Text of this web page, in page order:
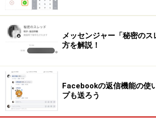
＞次ページ：
※記事内容は執筆時点のものです。最新の内
法が異なる可能性があります。
メッセンジャー「秘密の
方を解説！
Facebookの返信機能の使
プも送ろう